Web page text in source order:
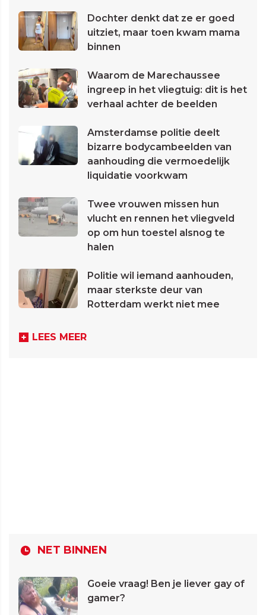
Dochter denkt dat ze er goed
uitziet, maar toen kwam mama
binnen
Waarom de Marechaussee
ingreep in het vliegtuig: dit is het
verhaal achter de beelden
Amsterdamse politie deelt
bizarre bodycambeelden van
aanhouding die vermoedelijk
liquidatie voorkwam
Twee vrouwen missen hun
vlucht en rennen het vliegveld
op om hun toestel alsnog te
halen
Politie wil iemand aanhouden,
maar sterkste deur van
Rotterdam werkt niet mee
LEES MEER
NET BINNEN
Goeie vraag! Ben je liever gay of
gamer?